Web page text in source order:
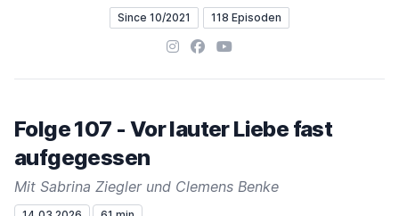
Since 10/2021 118 Episoden
Instagram
Facebook
YouTube
Folge 107 - Vor lauter Liebe fast
aufgegessen
Mit Sabrina Ziegler und Clemens Benke